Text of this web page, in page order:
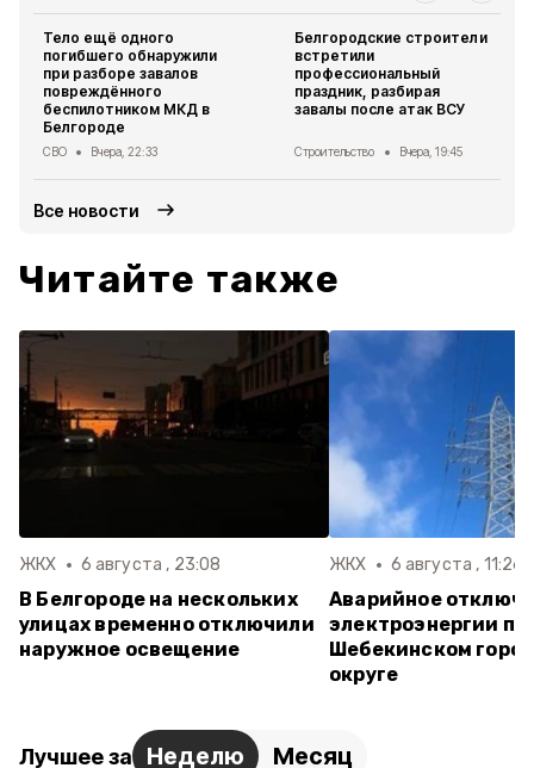
Тело ещё одного
погибшего обнаружили
при разборе завалов
повреждённого
беспилотником МКД в
Белгороде
СВО Вчера, 22:33
Белгородские строители
встретили
профессиональный
праздник, разбирая
завалы после атак ВСУ
Строительство Вчера, 19:45
Все новости
Читайте также
ЖКХ 6 августа , 23:08
В Белгороде на нескольких
улицах временно отключили
наружное освещение
ЖКХ 6 августа , 11:26
Аварийное
электроэнергии
Шебекинском
округе
Лучшее за Неделю Месяц